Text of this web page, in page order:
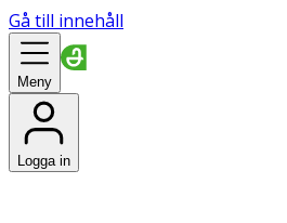
Gå till innehåll
Meny
Logga in